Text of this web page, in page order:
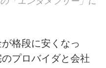
格段に安くなっ
プロバイダと会社